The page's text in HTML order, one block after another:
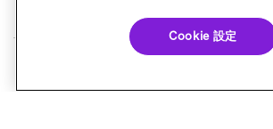
© Braze. All Rights Reserved Privacy Policy
Cookie 設定